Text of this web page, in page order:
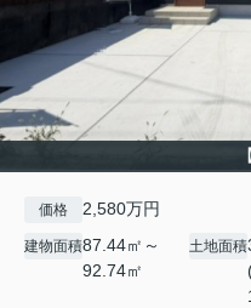
価格 2,580万円
建物面積87.44㎡～
92.74㎡
土地面積